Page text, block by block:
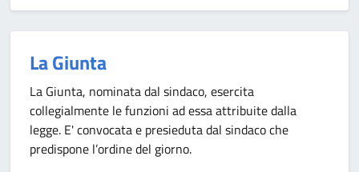
La Giunta
La Giunta, nominata dal sindaco, esercita
collegialmente le funzioni ad essa attribuite dalla
legge. E' convocata e presieduta dal sindaco che
predispone l’ordine del giorno.